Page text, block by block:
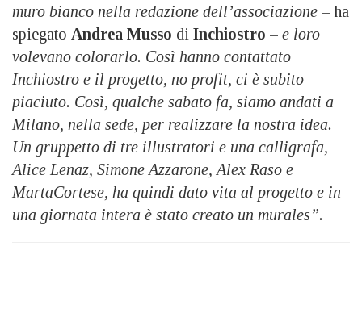
muro bianco nella redazione dell’associazione – ha
spiegato Andrea Musso di Inchiostro – e loro
volevano colorarlo. Così hanno contattato
Inchiostro e il progetto, no profit, ci è subito
piaciuto. Così, qualche sabato fa, siamo andati a
Milano, nella sede, per realizzare la nostra idea.
Un gruppetto di tre illustratori e una calligrafa,
Alice Lenaz, Simone Azzarone, Alex Raso e
MartaCortese, ha quindi dato vita al progetto e in
una giornata intera è stato creato un murales”.